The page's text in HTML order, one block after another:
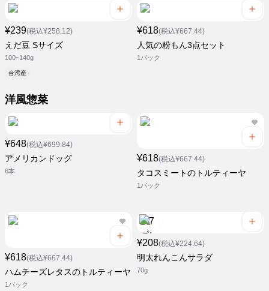
¥239(税込¥258.12)
えだ豆 Sサイズ
100~140g
台湾産
¥618(税込¥667.44)
人気の粉もん3点セット
1パック
洋風惣菜
¥648(税込¥699.84)
アメリカンドッグ
6本
¥618(税込¥667.44)
タコスミートのトルティーヤ
1パック
¥618(税込¥667.44)
ハムチーズレタスのトルティーヤ
1パック
¥208(税込¥224.64)
明太れんこんサラダ
70g